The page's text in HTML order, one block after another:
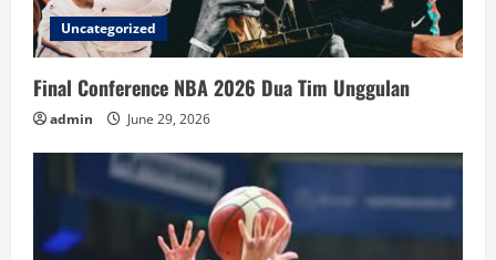
Uncategorized
Final Conference NBA 2026 Dua Tim Unggulan
admin June 29, 2026